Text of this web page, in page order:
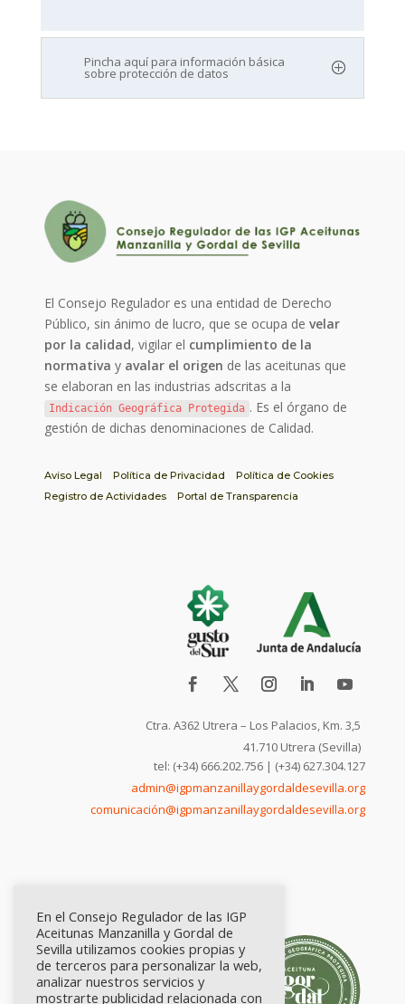
Pincha aquí para información básica
sobre protección de datos
El Consejo Regulador es una entidad de Derecho
Público, sin ánimo de lucro, que se ocupa develar
por la calidad, vigilar el cumplimiento de la
normativa y avalar el origen de las aceitunas que
se elaboran en las industrias adscritas a la
Indicación Geográfica Protegida . Es el órgano de
gestión de dichas denominaciones de Calidad.
Aviso Legal Política de Privacidad
Política de Cookies
Registro de Actividades
Portal de Transparencia
Ctra. A362 Utrera – Los Palacios, Km. 3,5
41.710 Utrera (Sevilla)
tel: (+34) 666.202.756 | (+34) 627.304.127
admin@igpmanzanillaygordaldesevilla.org
comunicación@igpmanzanillaygordaldesevilla.org
En el Consejo Regulador de las IGP
Aceitunas Manzanilla y Gordal de
Sevilla utilizamos cookies propias y
de terceros para personalizar la web,
analizar nuestros servicios y
mostrarte publicidad relacionada con